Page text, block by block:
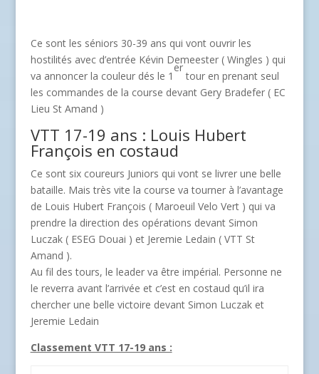
Ce sont les séniors 30-39 ans qui vont ouvrir les
hostilités avec d’entrée Kévin Demeester ( Wingles ) qui
va annoncer la couleur dés le 1
er
tour en prenant seul
les commandes de la course devant Gery Bradefer ( EC
Lieu St Amand )
VTT 17-19 ans : Louis Hubert
François en costaud
Ce sont six coureurs Juniors qui vont se livrer une belle
bataille. Mais très vite la course va tourner à l’avantage
de Louis Hubert François ( Maroeuil Velo Vert ) qui va
prendre la direction des opérations devant Simon
Luczak ( ESEG Douai ) et Jeremie Ledain ( VTT St
Amand ).
Au fil des tours, le leader va être impérial. Personne ne
le reverra avant l’arrivée et c’est en costaud qu’il ira
chercher une belle victoire devant Simon Luczak et
Jeremie Ledain
Classement VTT 17-19 ans :